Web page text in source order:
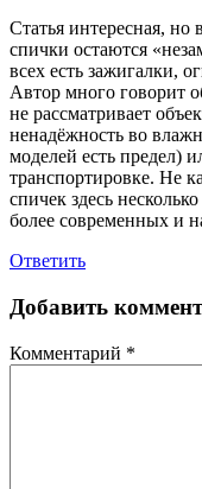
Статья интересная, но
спички остаются
всех есть зажигалки,
Автор много говорит
не рассматривает
ненадёжность во
моделей есть предел)
транспортировке. Не
спичек здесь
более современных и
Ответить
Добавить
Комментарий *